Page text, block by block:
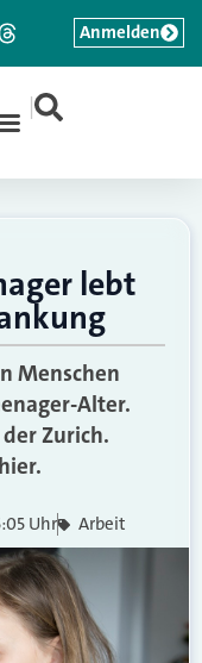
|
Anmelden
lebt
Menschen
Alter.
Zurich.
Uhr Arbeit